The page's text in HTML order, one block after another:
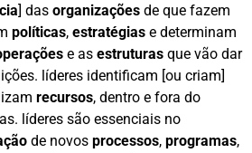
] das organizações de que fazem
políticas, estratégias e determinam
e as estruturas que vão dar
líderes identificam [ou criam]
recursos, dentro e fora do
líderes são essenciais no
de novos processos, programas,